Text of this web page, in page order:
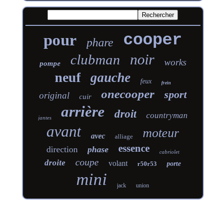
pour phare cooper
pompe clubman noir works
neuf gauche feux frein
original cuir onecooper sport
jantes arrière droit countryman
avant avec alliage moteur
direction phase essence cabriolet
droite coupe volant r50r53 porte
mini jack union